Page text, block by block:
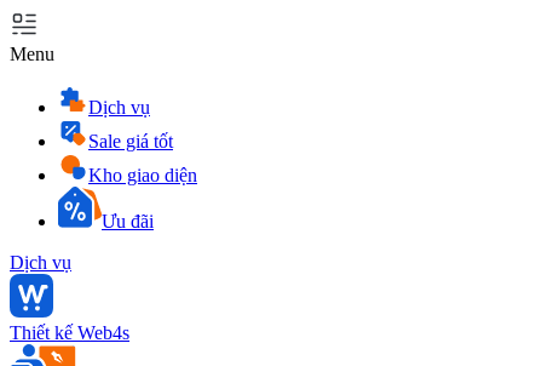
Menu
Dịch vụ
Sale giá tốt
Kho giao diện
Ưu đãi
Dịch vụ
Thiết kế Web4s